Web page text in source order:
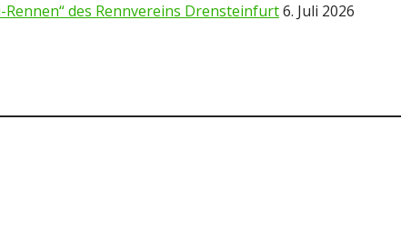
des Rennvereins Drensteinfurt6. Juli 2026